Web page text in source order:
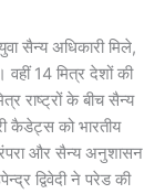
सैन्य अधिकारी मिले,
वहीं 14 मित्र देशों की
राष्ट्रों के बीच सैन्य
कैडेट्स को भारतीय
और सैन्य अनुशासन
द्विवेदी ने परेड की